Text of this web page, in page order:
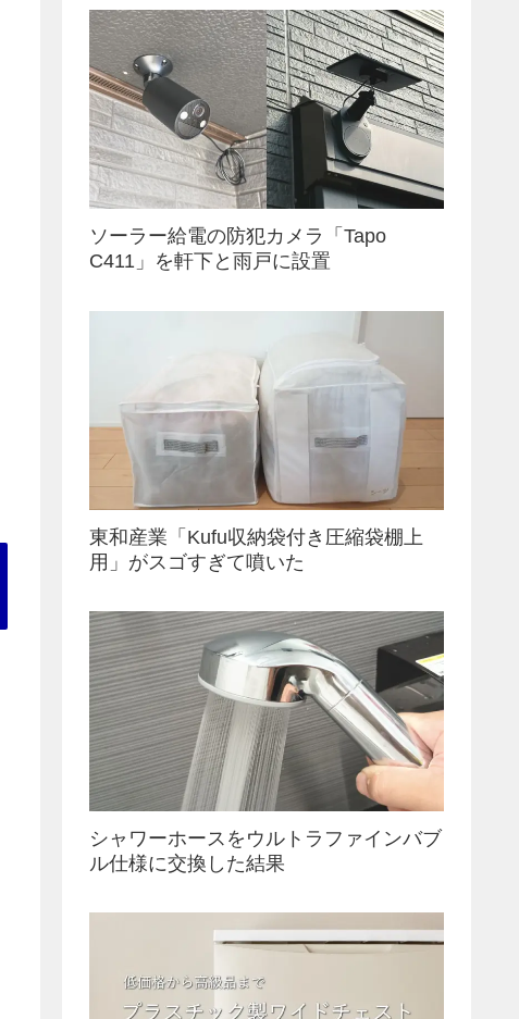
ソーラー給電の防犯カメラ「Tapo
C411」を軒下と雨戸に設置
東和産業「Kufu収納袋付き圧縮袋棚上
用」がスゴすぎて噴いた
シャワーホースをウルトラファインバブ
ル仕様に交換した結果